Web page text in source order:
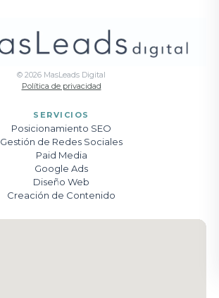
© 2026 MasLeads Digital
Política de privacidad
SERVICIOS
Posicionamiento SEO
Gestión de Redes Sociales
Paid Media
Google Ads
Diseño Web
Creación de Contenido